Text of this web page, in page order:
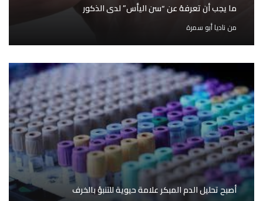
ما يجب أن تعرفهُ عن “سن اليأس” لدى الذكور
من ناديا أبو سمرة
أصبح تحليل الدم المبكر علامة حيوية للتنبؤ بالخرف